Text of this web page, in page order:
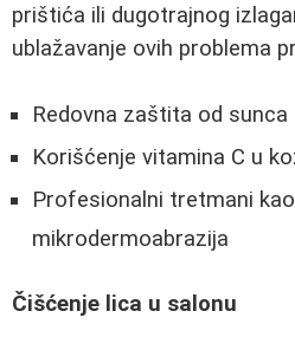
prištića ili dugotrajnog
ublažavanje ovih problema
Redovna zaštita od sunca
Korišćenje vitamina C u
Profesionalni tretmani
mikrodermoabrazija
Čišćenje lica u salonu